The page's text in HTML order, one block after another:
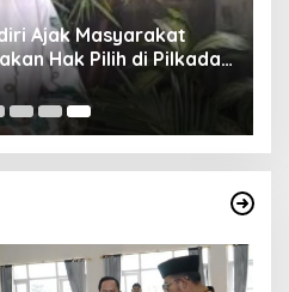
Ajak Masyarakat
Hak Pilih di Pilkada